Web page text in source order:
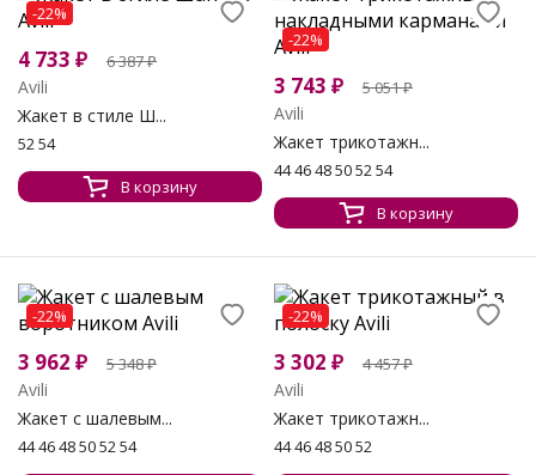
-22%
4 733 ₽ 6 387₽
Avili
Жакет в стиле Ш...
52 54
В корзину
-22%
3 743 ₽ 5 051₽
Avili
Жакет трикотажн...
44 46 48 50 52 54
В корзину
-22%
3 962 ₽ 5 348₽
Avili
Жакет с шалевым...
44 46 48 50 52 54
-22%
3 302 ₽ 4 457₽
Avili
Жакет трикотажн...
44 46 48 50 52